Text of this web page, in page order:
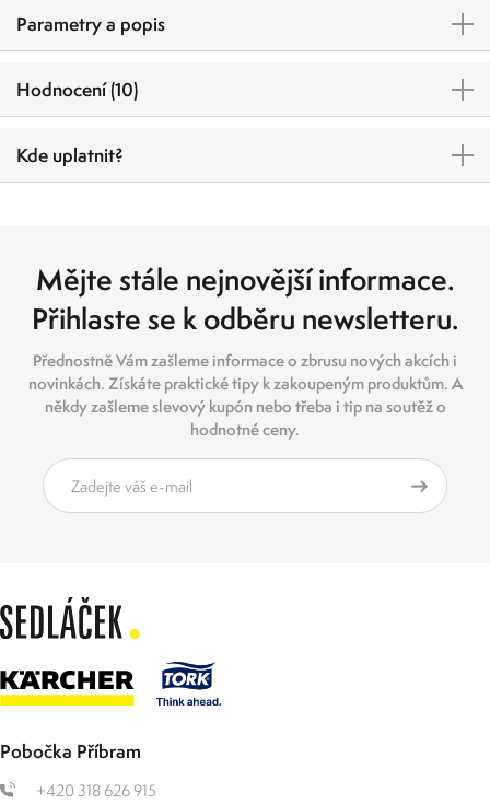
Parametry a popis
Hodnocení (10)
Kde uplatnit?
Mějte stále nejnovější informace.
Přihlaste se k odběru newsletteru.
Přednostně Vám zašleme informace o zbrusu nových akcích i
novinkách. Získáte praktické tipy k zakoupeným produktům. A
někdy zašleme slevový kupón nebo třeba i tip na soutěž o
hodnotné ceny.
Pobočka Příbram
+420 318 626 915